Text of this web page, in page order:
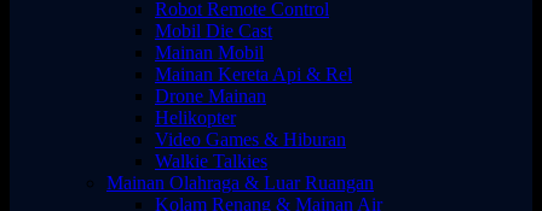
Robot Remote Control
Mobil Die Cast
Mainan Mobil
Mainan Kereta Api & Rel
Drone Mainan
Helikopter
Video Games & Hiburan
Walkie Talkies
Mainan Olahraga & Luar Ruangan
Kolam Renang & Mainan Air